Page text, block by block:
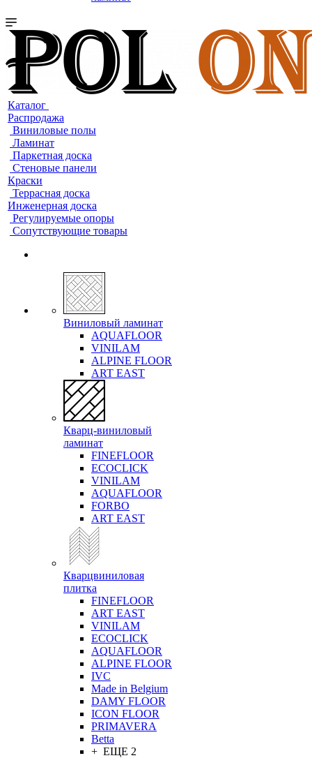
Каталог
Распродажа
Виниловые полы
Ламинат
Паркетная доска
Стеновые панели
Краски
Террасная доска
Инженерная доска
Регулируемые опоры
Сопутствующие товары
Виниловый ламинат
AQUAFLOOR
VINILAM
ALPINE FLOOR
ART EAST
Кварц-виниловый
ламинат
FINEFLOOR
ECOCLICK
VINILAM
AQUAFLOOR
FORBO
ART EAST
Кварцвиниловая
плитка
FINEFLOOR
ART EAST
VINILAM
ECOCLICK
AQUAFLOOR
ALPINE FLOOR
IVC
Made in Belgium
DAMY FLOOR
ICON FLOOR
PRIMAVERA
Betta
+ ЕЩЕ 2